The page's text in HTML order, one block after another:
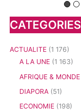
CATEGORIES
ACTUALITE (1 176)
A LA UNE (1 163)
AFRIQUE & MONDE
DIAPORA (51)
ECONOMIE (198)